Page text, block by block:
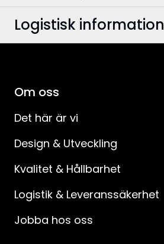
Bredd:
Ljuskällor :
Typ av ljuskälla:
Logistisk information
E-nummer
Artikelnummer
Om oss
Det här är vi
Design & Utveckling
Kvalitet & Hållbarhet
Logistik & Leveranssäkerhet
Jobba hos oss